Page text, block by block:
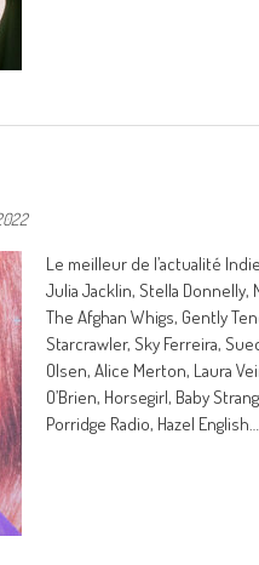
Le meilleur de l’actualité
Julia Jacklin, Stella Donnelly,
The Afghan Whigs, Gently
Starcrawler, Sky Ferreira,
Olsen, Alice Merton, Laura
O’Brien, Horsegirl, Baby
Porridge Radio, Hazel English…